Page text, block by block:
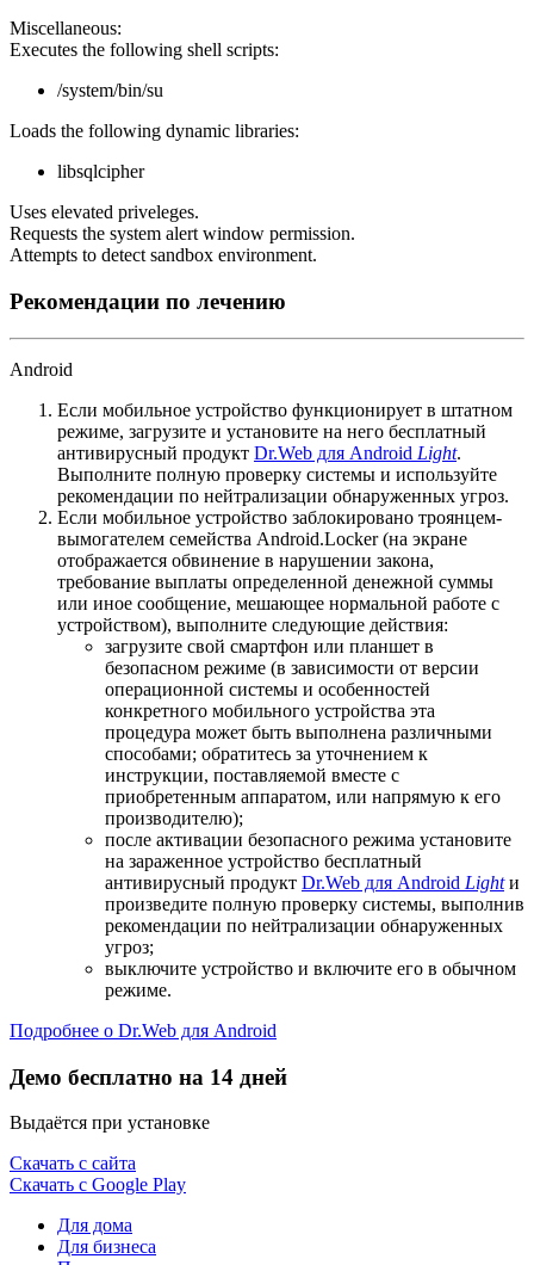
Miscellaneous:
Executes the following shell scripts:
/system/bin/su
Loads the following dynamic libraries:
libsqlcipher
Uses elevated priveleges.
Requests the system alert window permission.
Attempts to detect sandbox environment.
Рекомендации по лечению
Android
Если мобильное устройство функционирует в штатном
режиме, загрузите и установите на него бесплатный
антивирусный продукт Dr.Web для Android Light.
Выполните полную проверку системы и используйте
рекомендации по нейтрализации обнаруженных угроз.
Если мобильное устройство заблокировано троянцем-
вымогателем семейства Android.Locker (на экране
отображается обвинение в нарушении закона,
требование выплаты определенной денежной суммы
или иное сообщение, мешающее нормальной работе с
устройством), выполните следующие действия:
загрузите свой смартфон или планшет в
безопасном режиме (в зависимости от версии
операционной системы и особенностей
конкретного мобильного устройства эта
процедура может быть выполнена различными
способами; обратитесь за уточнением к
инструкции, поставляемой вместе с
приобретенным аппаратом, или напрямую к его
производителю);
после активации безопасного режима установите
на зараженное устройство бесплатный
антивирусный продукт Dr.Web для Android Lightи
произведите полную проверку системы, выполнив
рекомендации по нейтрализации обнаруженных
угроз;
выключите устройство и включите его в обычном
режиме.
Подробнее о Dr.Web для Android
Демо бесплатно на 14 дней
Выдаётся при установке
Скачать с сайта
Скачать с Google Play
Для дома
Для бизнеса